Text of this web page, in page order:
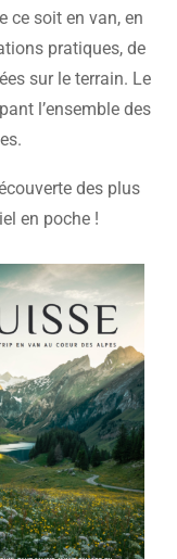
ce soit en van, en
pratiques, de
sur le terrain. Le
l’ensemble des
des plus
en poche !